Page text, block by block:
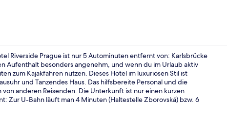
Riverside Prague ist nur 5 Autominuten entfernt von: Karlsbrücke
Aufenthalt besonders angenehm, und wenn du im Urlaub aktiv
zum Kajakfahren nutzen. Dieses Hotel im luxuriösen Stil ist
und Tanzendes Haus. Das hilfsbereite Personal und die
anderen Reisenden. Die Unterkunft ist nur einen kurzen
Zur U-Bahn läuft man 4 Minuten (Haltestelle Zborovská) bzw. 6